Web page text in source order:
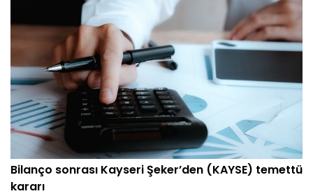
Bilanço sonrası Kayseri Şeker’den (KAYSE) temettü
kararı